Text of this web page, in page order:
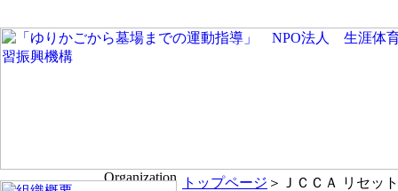
トップページ ＞ ＪＣＣＡ リセッ